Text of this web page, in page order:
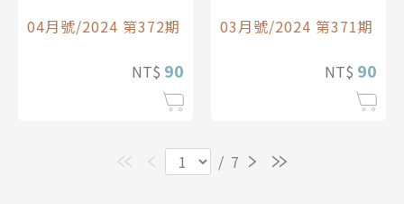
04月號/2024 第372期
NT$ 90
03月號/2024 第371期
NT$ 90
/ 7